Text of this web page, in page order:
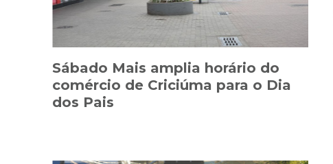
Sábado Mais amplia horário do
comércio de Criciúma para o Dia
dos Pais